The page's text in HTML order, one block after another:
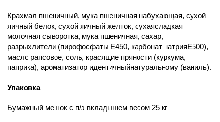
Крахмал пшеничный, мука пшеничная набухающая, сухой
яичный белок, сухой яичный желток, сухаясладкая
молочная сыворотка, мука пшеничная, сахар,
разрыхлители (пирофосфаты Е450, карбонат натрияЕ500),
масло рапсовое, соль, красящие пряности (куркума,
паприка), ароматизатор идентичныйнатуральному (ваниль).
Упаковка
Бумажный мешок с п/э вкладышем весом 25 кг